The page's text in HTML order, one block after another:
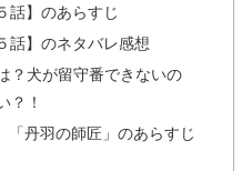
話】のあらすじ
話】のネタバレ感想
？犬が留守番できないの
？！
「丹羽の師匠」のあらすじ